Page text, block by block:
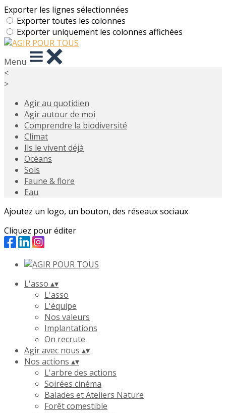
Exporter les lignes sélectionnées
Exporter toutes les colonnes
Exporter uniquement les colonnes affichées
Menu
<
>
Agir au quotidien
Agir autour de moi
Comprendre la biodiversité
Climat
Ils le vivent déjà
Océans
Sols
Faune & flore
Eau
Ajoutez un logo, un bouton, des réseaux sociaux
Cliquez pour éditer
L'asso ▴▾
L'asso
L'équipe
Nos valeurs
Implantations
On recrute
Agir avec nous ▴▾
Nos actions ▴▾
L'arbre des actions
Soirées cinéma
Balades et Ateliers Nature
Forêt comestible